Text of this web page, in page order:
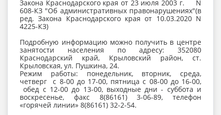
Закона Краснодарского края от 23 июля 2003 г. N
608-КЗ "Об административных правонарушениях"(в
ред. Закона Краснодарского края от 10.03.2020 N
4225-КЗ)
Подробную информацию можно получить в центре
занятости населения по адресу: 352080
Краснодарский край, Крыловский район, ст.
Крыловская, ул. Пушкина, 24.
Режим работы: понедельник, вторник, среда,
четверг с 8-00 до 17-00, пятница с 08-00 до 16-00,
обед с 12-00 до 13-00, выходные дни - суббота и
воскресенье, факс 8(86161) 3-06-89, телефон
«горячей линии» 8(86161) 32-2-54.